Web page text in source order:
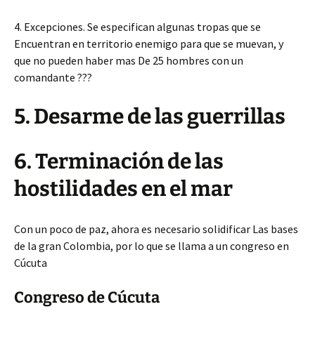
4. Excepciones. Se especifican algunas tropas que se
Encuentran en territorio enemigo para que se muevan, y
que no pueden haber mas De 25 hombres con un
comandante ???
5. Desarme de las guerrillas
6. Terminación de las
hostilidades en el mar
Con un poco de paz, ahora es necesario solidificar Las bases
de la gran Colombia, por lo que se llama a un congreso en
Cúcuta
Congreso de Cúcuta